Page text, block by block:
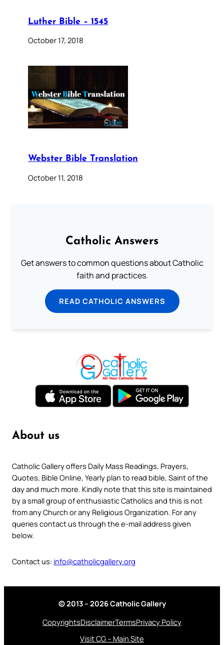
Luther Bible – 1545
October 17, 2018
Webster Bible Translation
October 11, 2018
Catholic Answers
Get answers to common questions about Catholic
faith and practices.
READ CATHOLIC ANSWERS
About us
Catholic Gallery offers Daily Mass Readings, Prayers,
Quotes, Bible Online, Yearly plan to read bible, Saint of the
day and much more. Kindly note that this site is maintained
by a small group of enthusiastic Catholics and this is not
from any Church or any Religious Organization. For any
queries contact us through the e-mail address given
below.
Contact us: info@catholicgallery.org
© 2013 – 2026 Catholic Gallery
CopyrightsDisclaimerTermsPrivacy Policy
Visit CG – Main Site